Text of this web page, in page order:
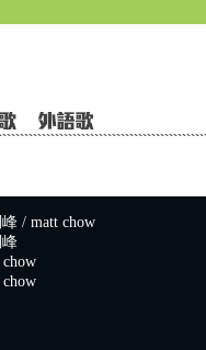
/ matt chow